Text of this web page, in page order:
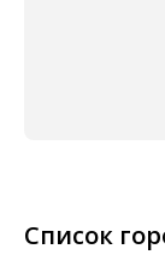
Список